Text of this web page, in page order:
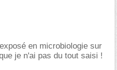
en microbiologie sur
je n'ai pas du tout saisi !